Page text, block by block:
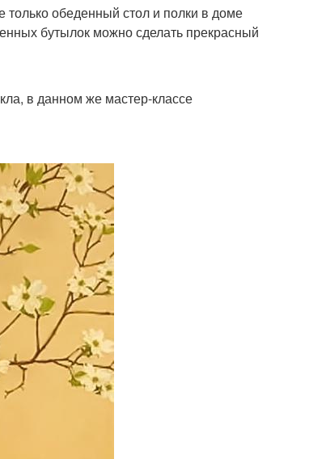
обеденный стол и полки в доме
бутылок можно сделать прекрасный
в данном же мастер-классе